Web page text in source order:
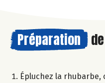
Préparation
Épluchez la